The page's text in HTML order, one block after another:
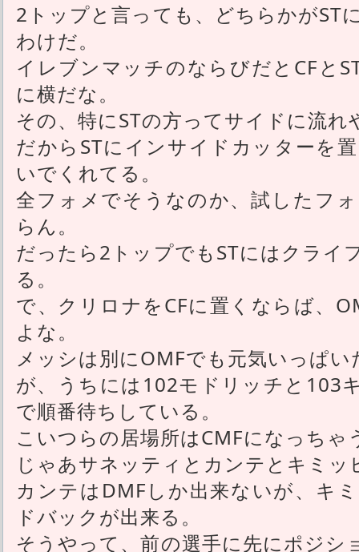
2トップと言っても、どちらかがST
わけだ。
イレブンマッチのならびだとCFと
に横だな。
その、特にSTの方ってサイドに流
だからSTにインサイドカッターを
いでくれてる。
全フォメでそうなのか、試したフ
らん。
だったら2トップでもSTにはクライ
る。
で、クリロナをCFに置くならば、
よな。
メッシは別にOMFでも元気いっぱ
が、うちには102モドリッチと103
で順番待ちしている。
こいつらの居場所はCMFになっちゃ
じゃあサネッティとカンテとキミッ
カンテはDMFしか出来ないが、キ
ドバックが出来る。
そうやって、前の選手に先にポジシ